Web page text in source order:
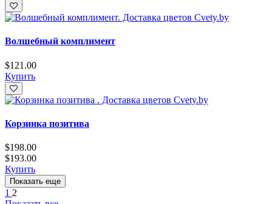
Волшебный комплимент
$121.00
Купить
Корзинка позитива
$198.00
$193.00
Купить
Показать еще
1 2